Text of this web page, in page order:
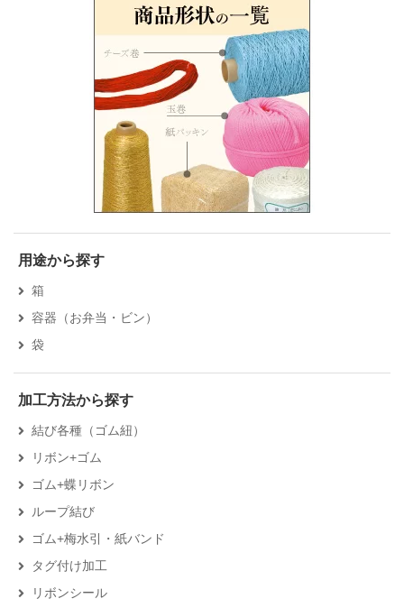
用途から探す
箱
容器（お弁当・ビン）
袋
加工方法から探す
結び各種（ゴム紐）
リボン+ゴム
ゴム+蝶リボン
ループ結び
ゴム+梅水引・紙バンド
タグ付け加工
リボンシール